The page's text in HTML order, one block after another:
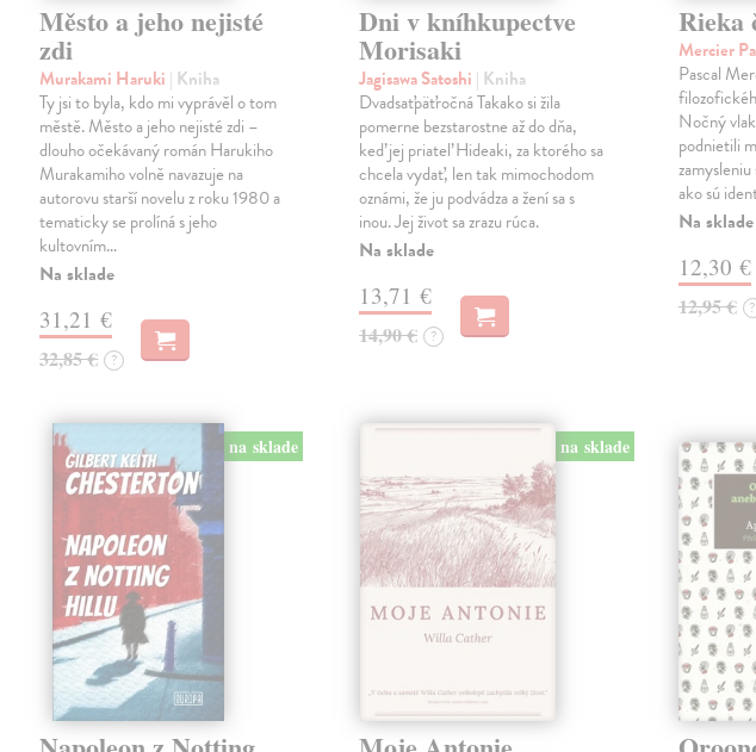
Město a jeho nejisté
zdi
Murakami Haruki | Kniha
Ty jsi to byla, kdo mi vyprávěl o tom
městě. Město a jeho nejisté zdi –
dlouho očekávaný román Harukiho
Murakamiho volně navazuje na
autorovu starší novelu z roku 1980 a
tematicky se prolíná s jeho
kultovním…
Na sklade
31,21 €
32,85 € ?
Dni v kníhkupectve
Morisaki
Jagisawa Satoshi | Kniha
Dvadsaťpäťročná Takako si žila
pomerne bezstarostne až do dňa,
keď jej priateľ Hideaki, za ktorého sa
chcela vydať, len tak mimochodom
oznámi, že ju podvádza a žení sa s
inou. Jej život sa zrazu rúca.
Na sklade
13,71 €
14,90 € ?
Rieka
Mercier
Pascal
Nočný
podnietili
ako sú
Na sklade
12,30 €
12,95 € ?
na sklade na sklade